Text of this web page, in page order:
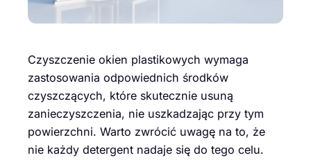
Czyszczenie okien plastikowych wymaga
zastosowania odpowiednich środków
czyszczących, które skutecznie usuną
zanieczyszczenia, nie uszkadzając przy tym
powierzchni. Warto zwrócić uwagę na to, że
nie każdy detergent nadaje się do tego celu.